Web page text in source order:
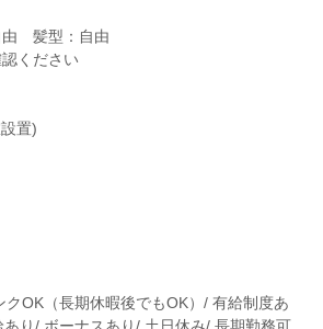
髪型：自由
ください
置)
OK（長期休暇後でもOK）/ 有給制度あ